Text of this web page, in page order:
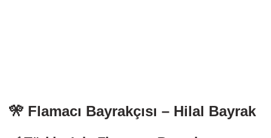
🎌 Flamacı Bayrakçısı – Hilal Bayrak